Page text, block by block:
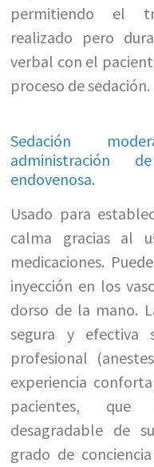
permitiendo el
realizado pero
verbal con el
proceso de sedación.
Sedación
administración
endovenosa.
Usado para
calma gracias al
medicaciones.
inyección en los
dorso de la mano.
segura y efectiva
profesional
experiencia
pacientes,
desagradable de
grado de